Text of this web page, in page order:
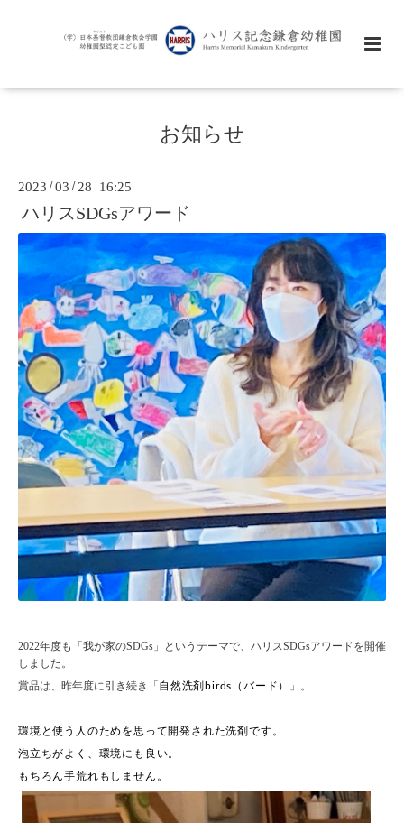
お知らせ
2023 /03 / 28 16:25
ハリスSDGsアワード
2022年度も「我が家のSDGs 」というテーマで、ハリスSDGsアワードを開催
しました。
賞品は、昨年度に引き続き「 自然洗剤 birds （バード） 」。
環境と使う人のためを思って開発された洗剤です。
泡立ちがよく、環境にも良い。
もちろん手荒れもしません。